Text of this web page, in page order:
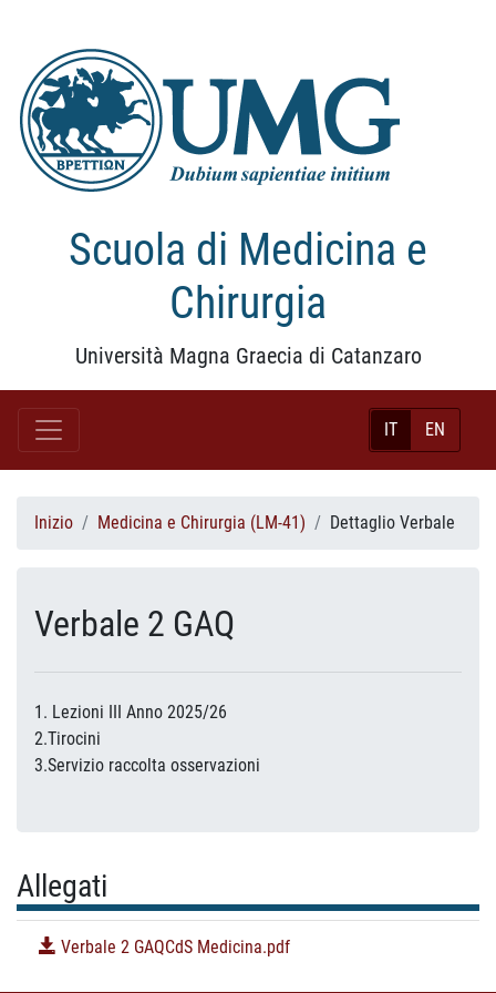
Scuola di Medicina e
Chirurgia
Università Magna Graecia di Catanzaro
IT EN
Inizio Medicina e Chirurgia (LM-41) Dettaglio Verbale
Verbale 2 GAQ
1. Lezioni III Anno 2025/26
2.Tirocini
3.Servizio raccolta osservazioni
Allegati
Verbale 2 GAQCdS Medicina.pdf